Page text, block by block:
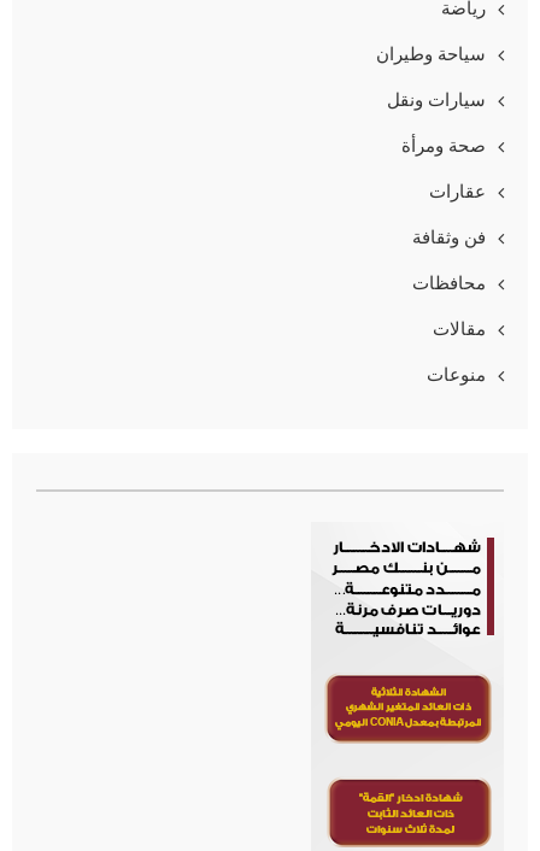
رياضة
سياحة وطيران
سيارات ونقل
صحة ومرأة
عقارات
فن وثقافة
محافظات
مقالات
منوعات